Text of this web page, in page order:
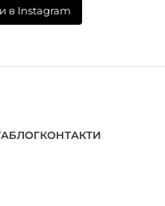
в Instagram
БЛОГКОНТАКТИ